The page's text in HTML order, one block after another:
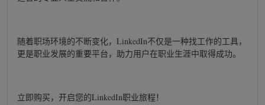
随着职场环境的不断变化，LinkedIn不仅是一种找工作的工具，
更是职业发展的重要平台，助力用户在职业生涯中取得成功。
立即购买，开启您的LinkedIn职业旅程！